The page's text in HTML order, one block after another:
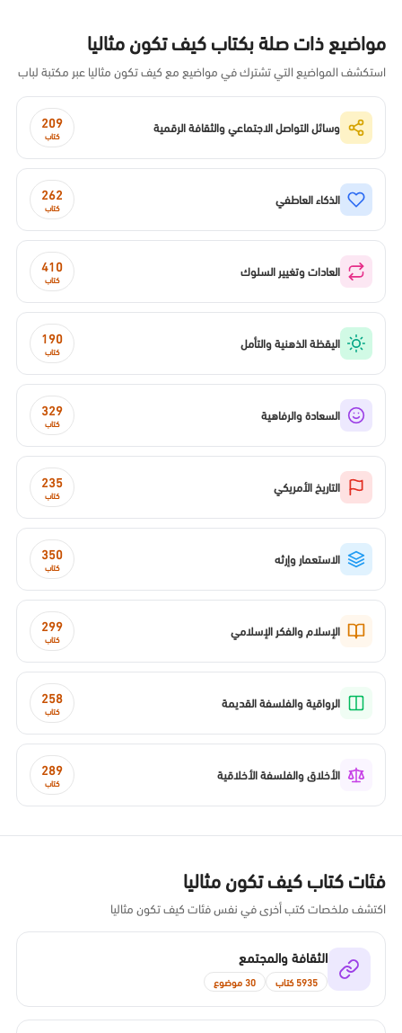
مواضيع ذات صلة بكتاب كيف تكون مثاليا
استكشف المواضيع التي تشترك في مواضيع مع كيف تكون مثاليا عبر مكتبة لباب
وسائل التواصل الاجتماعي والثقافة الرقمية 209
كتاب
الذكاء العاطفي 262
كتاب
العادات وتغيير السلوك 410
كتاب
اليقظة الذهنية والتأمل 190
كتاب
السعادة والرفاهية 329
كتاب
التاريخ الأمريكي 235
كتاب
الاستعمار وإرثه 350
كتاب
الإسلام والفكر الإسلامي 299
كتاب
الرواقية والفلسفة القديمة 258
كتاب
الأخلاق والفلسفة الأخلاقية 289
كتاب
فئات كتاب كيف تكون مثاليا
اكتشف ملخصات كتب أخرى في نفس فئات كيف تكون مثاليا
الثقافة والمجتمع
5935 كتاب 30 موضوع